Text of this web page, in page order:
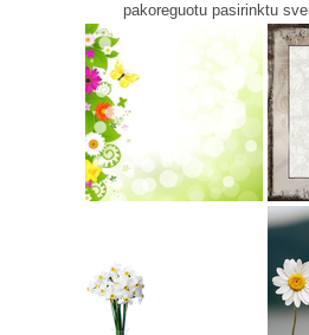
pakoreguotu pasirinktu